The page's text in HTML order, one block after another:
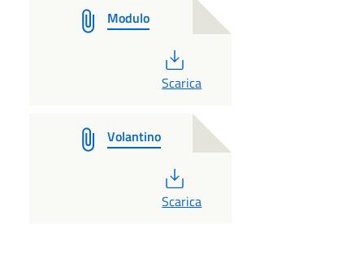
Modulo
PDF
Scarica
Volantino
PDF
Scarica